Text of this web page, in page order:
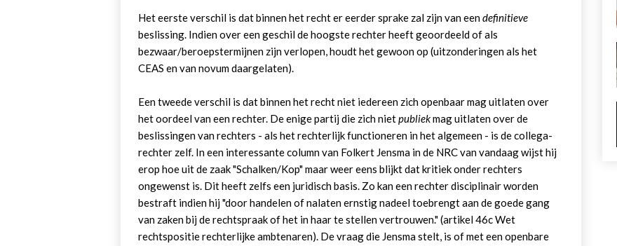
Het eerste verschil is dat binnen het recht er eerder sprake zal zijn van eendefinitieve
beslissing. Indien over een geschil de hoogste rechter heeft geoordeeld of als
bezwaar/beroepstermijnen zijn verlopen, houdt het gewoon op (uitzonderingen als het
CEAS en van novum daargelaten).
Een tweede verschil is dat binnen het recht niet iedereen zich openbaar mag uitlaten over
het oordeel van een rechter. De enige partij die zich nietpubliekmag uitlaten over de
beslissingen van rechters - als het rechterlijk functioneren in het algemeen - is de collega-
rechter zelf. In een interessante column van Folkert Jensma in de NRC van vandaag wijst hij
erop hoe uit de zaak "Schalken/Kop" maar weer eens blijkt dat kritiek onder rechters
ongewenst is. Dit heeft zelfs een juridisch basis. Zo kan een rechter disciplinair worden
bestraft indien hij "door handelen of nalaten ernstig nadeel toebrengt aan de goede gang
van zaken bij de rechtspraak of het in haar te stellen vertrouwen." (artikel 46c Wet
rechtspositie rechterlijke ambtenaren). De vraag die Jensma stelt, is of met een openbare